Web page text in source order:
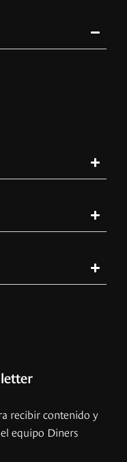
recibir contenido y
equipo Diners